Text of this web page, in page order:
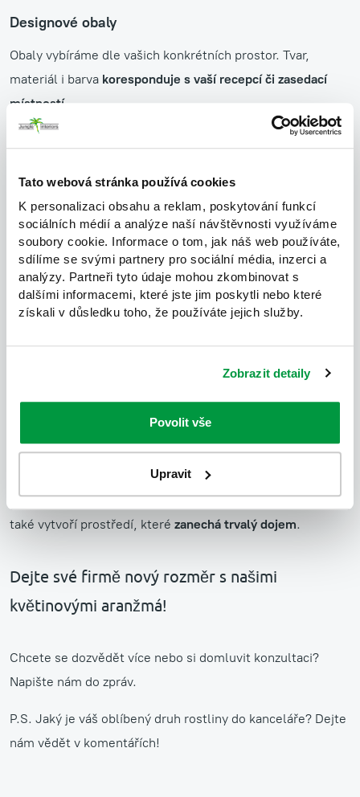
Tato webová stránka používá cookies
K personalizaci obsahu a reklam, poskytování funkcí
sociálních médií a analýze naší návštěvnosti využíváme
soubory cookie. Informace o tom, jak náš web používáte,
sdílíme se svými partnery pro sociální média, inzerci a
analýzy. Partneři tyto údaje mohou zkombinovat s
dalšími informacemi, které jste jim poskytli nebo které
získali v důsledku toho, že používáte jejich služby.
Zobrazit detaily
Povolit vše
Upravit
Designové obaly
Obaly vybíráme dle vašich konkrétních prostor. Tvar,
materiál i barva koresponduje s vaší recepcí či zasedací
místností.
Zdraví a pohoda
Stejně tak jako stálozelené, tak i kvetoucí živé rostliny
zlepšují kvalitu vzduchu apřispívají k celkovému pocitu
pohody
v pracovním prostředí. Vaši zaměstnanci i
návštěvníci se budou cítit lépe.
Ekologický dopad
Udržitelnostje klíčovou hnací silou v mnoha odvětvích,
včetně interiérového designu. Naše aranžmá jsou
aranži vydrží déle jak měsíc, recyklujeme. Umělé květy a
dekorace často doplňují živé zelené rostliny a dají se
Nejen že našekvětinová aranžmá zkrášlí vaše recepce, ale
také vytvoří prostředí, které zanechá trvalý dojem.
Dejte své firmě nový rozměr s našimi
květinovými aranžmá!
Chcete se dozvědět více nebo si domluvit konzultaci?
Napište nám do zpráv.
P.S. Jaký je váš oblíbený druh rostliny do kanceláře? Dejte
nám vědět v komentářích!